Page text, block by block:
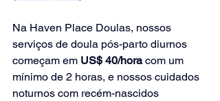
Na Haven Place Doulas, nossos
serviços de doula pós-parto diurnos
começam em US$ 40/hora com um
mínimo de 2 horas, e nossos cuidados
noturnos com recém-nascidos